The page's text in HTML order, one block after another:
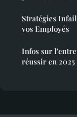
Stratégies
vos Employés
Infos sur
réussir en 2025